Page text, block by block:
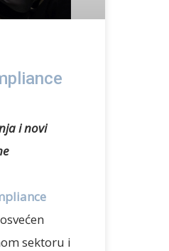
inovi
sektoru i